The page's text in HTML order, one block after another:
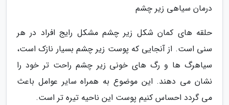
درمان سیاهی زیر چشم
حلقه های کمان شکل زیر چشم مشکل رایج افراد در هر
سنی است. از آنجایی که پوست زیر چشم بسیار نازک است،
سیاهرگ ها و رگ های خونی زیر چشم راحت تر خود را
نشان می دهند. این موضوع به همراه سایر عوامل باعث
می گردد احساس کنیم پوست این ناحیه تیره تر است.